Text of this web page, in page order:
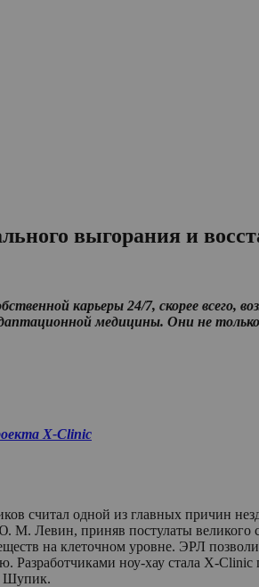
выгорания и
карьеры 24/7, скорее всего,
медицины. Они не
X-Clinic
считал одной из главных причин
Левин, приняв постулаты великого
на клеточном уровне. ЭРЛ
ноу-хау стала X-
Шупик.